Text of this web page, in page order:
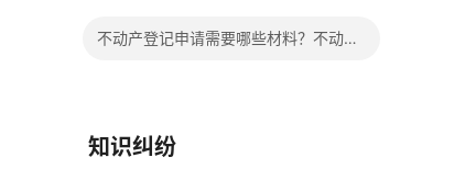
不动产登记申请需要哪些材料？不动产
知识纠纷